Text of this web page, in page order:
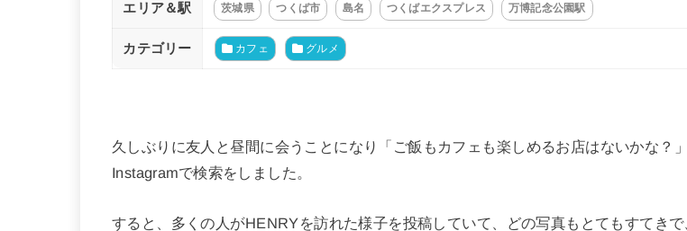
エリア＆駅 茨城県 つくば市 島名 つくばエクスプレス 万博記念公園駅
カテゴリー カフェ グルメ
久しぶりに友人と昼間に会うことになり「ご飯もカフェも楽しめるお店はないかな？」
Instagramで検索をしました。
すると、多くの人がHENRYを訪れた様子を投稿していて、どの写真もとてもすてき